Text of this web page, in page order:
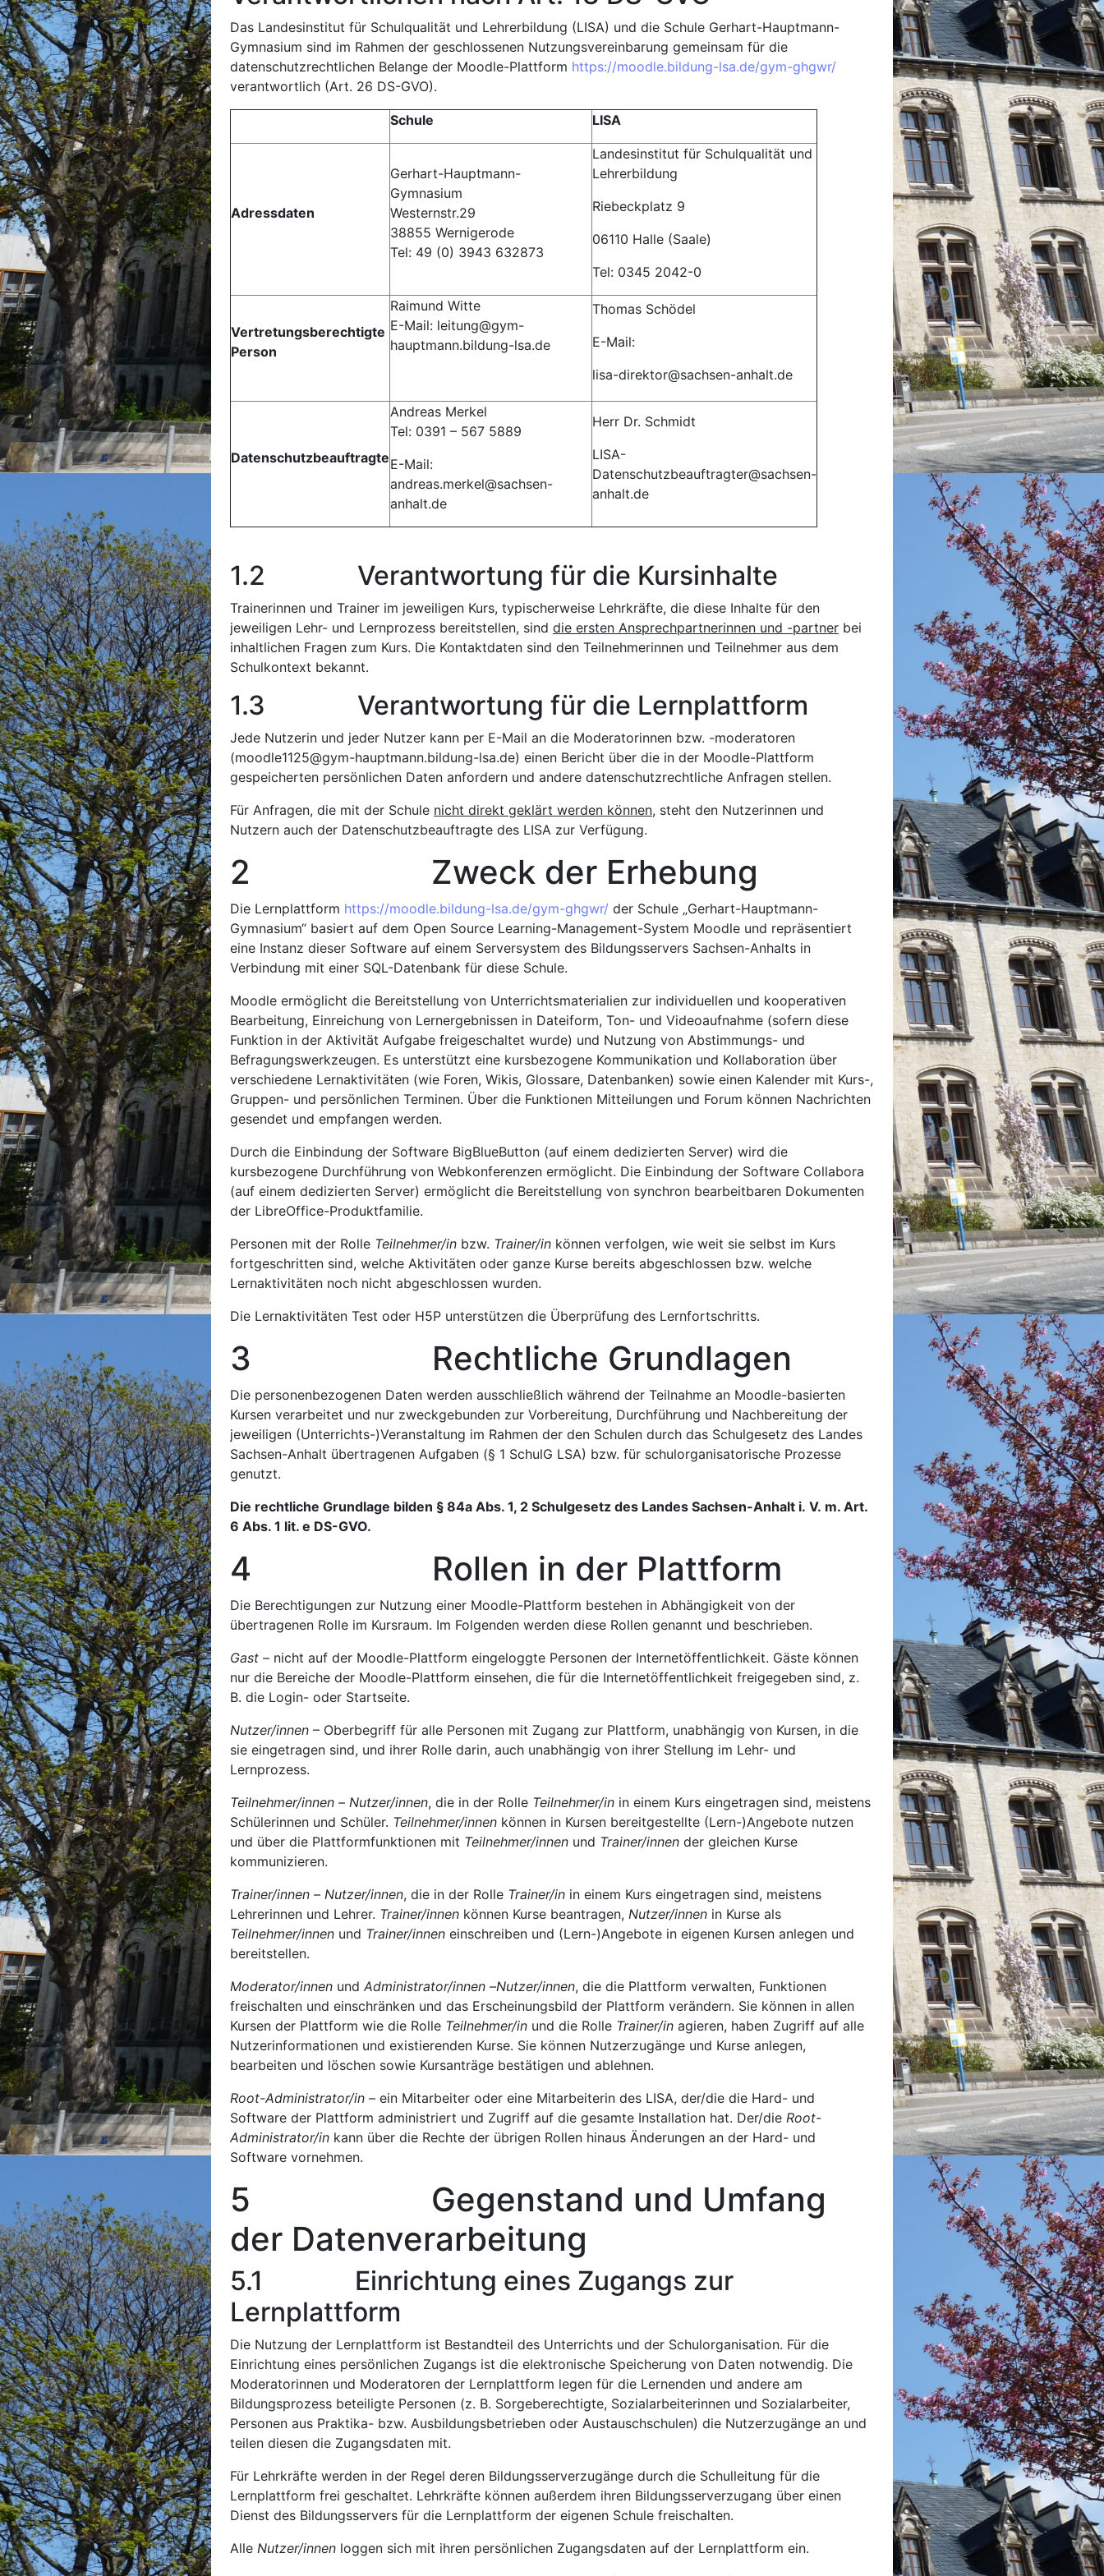
Das Landesinstitut für Schulqualität und Lehrerbildung (LISA) und die Schule Gerhart-Hauptmann-
Gymnasium sind im Rahmen der geschlossenen Nutzungsvereinbarung gemeinsam für die
datenschutzrechtlichen Belange der Moodle-Plattform https://moodle.bildung-lsa.de/gym-ghgwr/
verantwortlich (Art. 26 DS-GVO).
Schule LISA
Adressdaten
Gerhart-Hauptmann-
Gymnasium
Westernstr.29
38855 Wernigerode
Tel: 49 (0) 3943 632873
Landesinstitut für Schulqualität und
Lehrerbildung
Riebeckplatz 9
06110 Halle (Saale)
Tel: 0345 2042-0
Vertretungsberechtigte
Person
Raimund Witte
E-Mail: leitung@gym-
hauptmann.bildung-lsa.de
Thomas Schödel
E-Mail:
lisa-direktor@sachsen-anhalt.de
Datenschutzbeauftragte
Andreas Merkel
Tel: 0391 – 567 5889
E-Mail:
andreas.merkel@sachsen-
anhalt.de
Herr Dr. Schmidt
LISA-
Datenschutzbeauftragter@sachsen-
anhalt.de
1.2 Verantwortung für die Kursinhalte
Trainerinnen und Trainer im jeweiligen Kurs, typischerweise Lehrkräfte, die diese Inhalte für den
jeweiligen Lehr- und Lernprozess bereitstellen, sind die ersten Ansprechpartnerinnen und -partner bei
inhaltlichen Fragen zum Kurs. Die Kontaktdaten sind den Teilnehmerinnen und Teilnehmer aus dem
Schulkontext bekannt.
1.3 Verantwortung für die Lernplattform
Jede Nutzerin und jeder Nutzer kann per E-Mail an die Moderatorinnen bzw. -moderatoren
(moodle1125@gym-hauptmann.bildung-lsa.de) einen Bericht über die in der Moodle-Plattform
gespeicherten persönlichen Daten anfordern und andere datenschutzrechtliche Anfragen stellen.
Für Anfragen, die mit der Schule nicht direkt geklärt werden können, steht den Nutzerinnen und
Nutzern auch der Datenschutzbeauftragte des LISA zur Verfügung.
2 Zweck der Erhebung
Die Lernplattform https://moodle.bildung-lsa.de/gym-ghgwr/ der Schule „Gerhart-Hauptmann-
Gymnasium“ basiert auf dem Open Source Learning-Management-System Moodle und repräsentiert
eine Instanz dieser Software auf einem Serversystem des Bildungsservers Sachsen-Anhalts in
Verbindung mit einer SQL-Datenbank für diese Schule.
Moodle ermöglicht die Bereitstellung von Unterrichtsmaterialien zur individuellen und kooperativen
Bearbeitung, Einreichung von Lernergebnissen in Dateiform, Ton- und Videoaufnahme (sofern diese
Funktion in der Aktivität Aufgabe freigeschaltet wurde) und Nutzung von Abstimmungs- und
Befragungswerkzeugen. Es unterstützt eine kursbezogene Kommunikation und Kollaboration über
verschiedene Lernaktivitäten (wie Foren, Wikis, Glossare, Datenbanken) sowie einen Kalender mit Kurs-,
Gruppen- und persönlichen Terminen. Über die Funktionen Mitteilungen und Forum können Nachrichten
gesendet und empfangen werden.
Durch die Einbindung der Software BigBlueButton (auf einem dedizierten Server) wird die
kursbezogene Durchführung von Webkonferenzen ermöglicht. Die Einbindung der Software Collabora
(auf einem dedizierten Server) ermöglicht die Bereitstellung von synchron bearbeitbaren Dokumenten
der LibreOffice-Produktfamilie.
Personen mit der Rolle Teilnehmer/in bzw. Trainer/in können verfolgen, wie weit sie selbst im Kurs
fortgeschritten sind, welche Aktivitäten oder ganze Kurse bereits abgeschlossen bzw. welche
Lernaktivitäten noch nicht abgeschlossen wurden.
Die Lernaktivitäten Test oder H5P unterstützen die Überprüfung des Lernfortschritts.
3 Rechtliche Grundlagen
Die personenbezogenen Daten werden ausschließlich während der Teilnahme an Moodle-basierten
Kursen verarbeitet und nur zweckgebunden zur Vorbereitung, Durchführung und Nachbereitung der
jeweiligen (Unterrichts-)Veranstaltung im Rahmen der den Schulen durch das Schulgesetz des Landes
Sachsen-Anhalt übertragenen Aufgaben (§ 1 SchulG LSA) bzw. für schulorganisatorische Prozesse
genutzt.
Die rechtliche Grundlage bilden § 84a Abs. 1, 2 Schulgesetz des Landes Sachsen-Anhalt i. V. m. Art.
6 Abs. 1 lit. e DS-GVO.
4 Rollen in der Plattform
Die Berechtigungen zur Nutzung einer Moodle-Plattform bestehen in Abhängigkeit von der
übertragenen Rolle im Kursraum. Im Folgenden werden diese Rollen genannt und beschrieben.
Gast – nicht auf der Moodle-Plattform eingeloggte Personen der Internetöffentlichkeit. Gäste können
nur die Bereiche der Moodle-Plattform einsehen, die für die Internetöffentlichkeit freigegeben sind, z.
B. die Login- oder Startseite.
Nutzer/innen – Oberbegriff für alle Personen mit Zugang zur Plattform, unabhängig von Kursen, in die
sie eingetragen sind, und ihrer Rolle darin, auch unabhängig von ihrer Stellung im Lehr- und
Lernprozess.
Teilnehmer/innen – Nutzer/innen, die in der Rolle Teilnehmer/in in einem Kurs eingetragen sind, meistens
Schülerinnen und Schüler. Teilnehmer/innen können in Kursen bereitgestellte (Lern-)Angebote nutzen
und über die Plattformfunktionen mit Teilnehmer/innen und Trainer/innen der gleichen Kurse
kommunizieren.
Trainer/innen – Nutzer/innen, die in der Rolle Trainer/in in einem Kurs eingetragen sind, meistens
Lehrerinnen und Lehrer. Trainer/innen können Kurse beantragen, Nutzer/innen in Kurse als
Teilnehmer/innen und Trainer/innen einschreiben und (Lern-)Angebote in eigenen Kursen anlegen und
bereitstellen.
Moderator/innen und Administrator/innen –Nutzer/innen, die die Plattform verwalten, Funktionen
freischalten und einschränken und das Erscheinungsbild der Plattform verändern. Sie können in allen
Kursen der Plattform wie die Rolle Teilnehmer/in und die Rolle Trainer/in agieren, haben Zugriff auf alle
Nutzerinformationen und existierenden Kurse. Sie können Nutzerzugänge und Kurse anlegen,
bearbeiten und löschen sowie Kursanträge bestätigen und ablehnen.
Root-Administrator/in – ein Mitarbeiter oder eine Mitarbeiterin des LISA, der/die die Hard- und
Software der Plattform administriert und Zugriff auf die gesamte Installation hat. Der/die Root-
Administrator/in kann über die Rechte der übrigen Rollen hinaus Änderungen an der Hard- und
Software vornehmen.
5 Gegenstand und Umfang
der Datenverarbeitung
5.1 Einrichtung eines Zugangs zur
Lernplattform
Die Nutzung der Lernplattform ist Bestandteil des Unterrichts und der Schulorganisation. Für die
Einrichtung eines persönlichen Zugangs ist die elektronische Speicherung von Daten notwendig. Die
Moderatorinnen und Moderatoren der Lernplattform legen für die Lernenden und andere am
Bildungsprozess beteiligte Personen (z. B. Sorgeberechtigte, Sozialarbeiterinnen und Sozialarbeiter,
Personen aus Praktika- bzw. Ausbildungsbetrieben oder Austauschschulen) die Nutzerzugänge an und
teilen diesen die Zugangsdaten mit.
Für Lehrkräfte werden in der Regel deren Bildungsserverzugänge durch die Schulleitung für die
Lernplattform frei geschaltet. Lehrkräfte können außerdem ihren Bildungsserverzugang über einen
Dienst des Bildungsservers für die Lernplattform der eigenen Schule freischalten.
Alle Nutzer/innen loggen sich mit ihren persönlichen Zugangsdaten auf der Lernplattform ein.